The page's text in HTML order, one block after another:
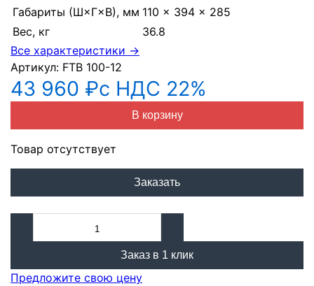
Габариты (Ш×Г×В), мм 110 × 394 × 285
Вес, кг
36.8
Все характеристики →
Артикул: FTB 100-12
43 960 ₽с НДС 22%
В корзину
Товар отсутствует
Заказать
Заказ в 1 клик
Предложите свою цену